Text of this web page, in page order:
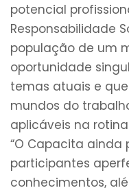
potencial
Responsabilidade
população de um
oportunidade
temas atuais e
mundos do
aplicáveis na
“O Capacita ainda
participantes
conhecimentos,